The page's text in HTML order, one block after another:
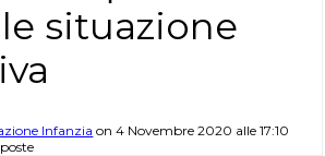
situazione
Infanzia on 4 Novembre 2020 alle 17:10